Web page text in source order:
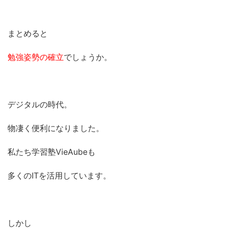
まとめると
勉強姿勢の確立でしょうか。
デジタルの時代。
物凄く便利になりました。
私たち学習塾VieAubeも
多くのITを活用しています。
しかし